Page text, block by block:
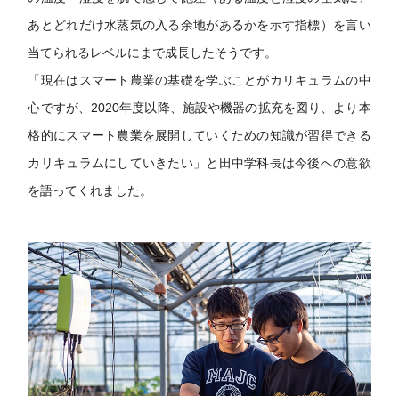
あとどれだけ水蒸気の入る余地があるかを示す指標）を言い
当てられるレベルにまで成長したそうです。
「現在はスマート農業の基礎を学ぶことがカリキュラムの中
心ですが、2020年度以降、施設や機器の拡充を図り、より本
格的にスマート農業を展開していくための知識が習得できる
カリキュラムにしていきたい」と田中学科長は今後への意欲
を語ってくれました。